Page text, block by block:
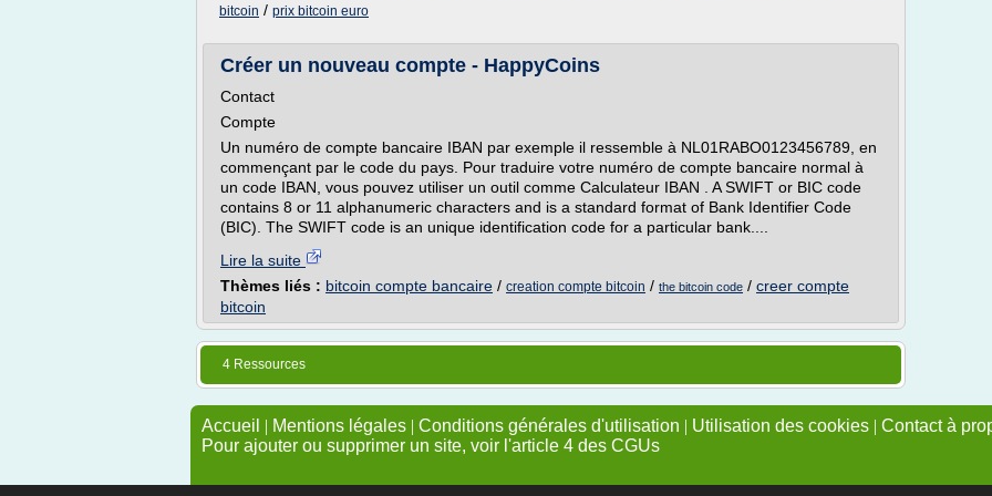
bitcoin / prix bitcoin euro
Créer un nouveau compte - HappyCoins
Contact
Compte
Un numéro de compte bancaire IBAN par exemple il ressemble à NL01RABO0123456789, en
commençant par le code du pays. Pour traduire votre numéro de compte bancaire normal à
un code IBAN, vous pouvez utiliser un outil comme Calculateur IBAN . A SWIFT or BIC code
contains 8 or 11 alphanumeric characters and is a standard format of Bank Identifier Code
(BIC). The SWIFT code is an unique identification code for a particular bank....
Lire la suite
Thèmes liés : bitcoin compte bancaire / creation compte bitcoin / the bitcoin code / creer compte
bitcoin
4 Ressources
Accueil | Mentions légales | Conditions générales d'utilisation | Utilisation des cookies | Contact à
Pour ajouter ou supprimer un site, voir l'article 4 des CGUs